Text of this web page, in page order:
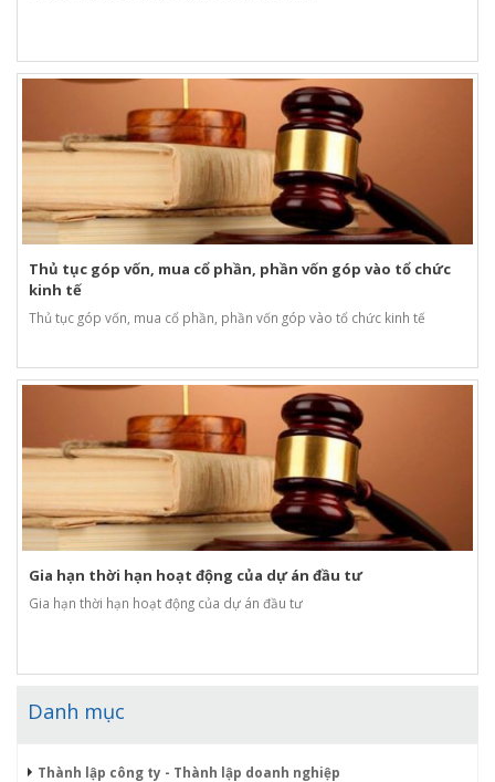
Thủ tục góp vốn, mua cổ phần, phần vốn góp vào tổ chức
kinh tế
Thủ tục góp vốn, mua cổ phần, phần vốn góp vào tổ chức kinh tế
Gia hạn thời hạn hoạt động của dự án đầu tư
Gia hạn thời hạn hoạt động của dự án đầu tư
Danh mục
Thành lập công ty - Thành lập doanh nghiệp